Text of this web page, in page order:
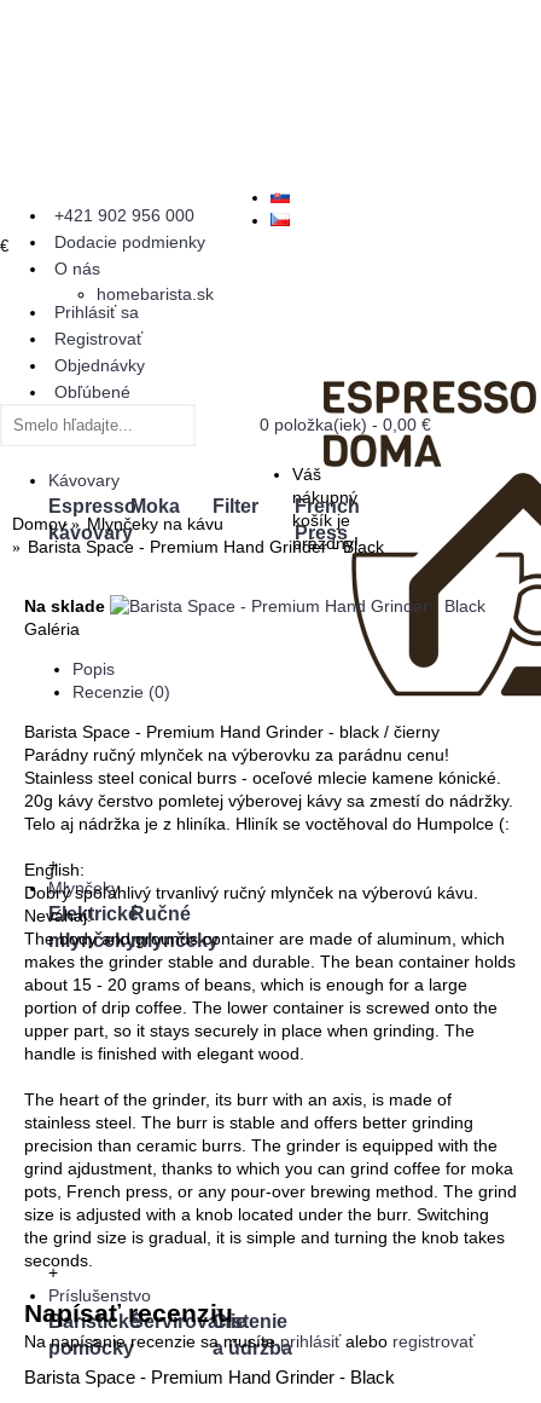
+421 902 956 000
Dodacie podmienky
O nás
homebarista.sk
€
Prihlásiť sa
Registrovať
Objednávky
Obľúbené
0 položka(iek) - 0,00 €
Váš
nákupný
košík je
prázdny!
Kávovary
Espresso
kávovary
Moka Filter
French
Press
+
Mlynčeky
Elektrické
mlynčeky
Ručné
mlynčeky
+
Príslušenstvo
Baristické
pomôcky
ServírovanieČistenie
a údržba
Domov
Mlynčeky na kávu
Barista Space - Premium Hand Grinder - Black
Na sklade
Galéria
Popis
Recenzie (0)
Barista Space - Premium Hand Grinder - black / čierny
Parádny ručný mlynček na výberovku za parádnu cenu!
Stainless steel conical burrs - oceľové mlecie kamene kónické.
20g kávy čerstvo pomletej výberovej kávy sa zmestí do nádržky.
Telo aj nádržka je z hliníka. Hliník se voctěhoval do Humpolce (:
English:
Dobrý spoľahlivý trvanlivý ručný mlynček na výberovú kávu.
Neváhaj!
The body and grounds container are made of aluminum, which
makes the grinder stable and durable. The bean container holds
about 15 - 20 grams of beans, which is enough for a large
portion of drip coffee. The lower container is screwed onto the
upper part, so it stays securely in place when grinding. The
handle is finished with elegant wood.
The heart of the grinder, its burr with an axis, is made of
stainless steel. The burr is stable and offers better grinding
precision than ceramic burrs. The grinder is equipped with the
grind ajdustment, thanks to which you can grind coffee for moka
pots, French press, or any pour-over brewing method. The grind
size is adjusted with a knob located under the burr. Switching
the grind size is gradual, it is simple and turning the knob takes
seconds.
Napísať recenziu
Na napísanie recenzie sa musíteprihlásiťalebo registrovať
Barista Space - Premium Hand Grinder - Black